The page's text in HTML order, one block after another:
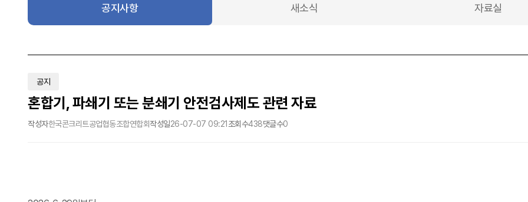
공지사항 새소식 자료실
공지
혼합기, 파쇄기 또는 분쇄기 안전검사제도 관련 자료
작성자한국콘크리트공업협동조합연합회작성일26-07-07 09:21 조회수438댓글수0